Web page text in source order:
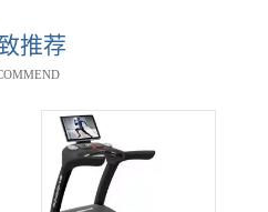
推荐